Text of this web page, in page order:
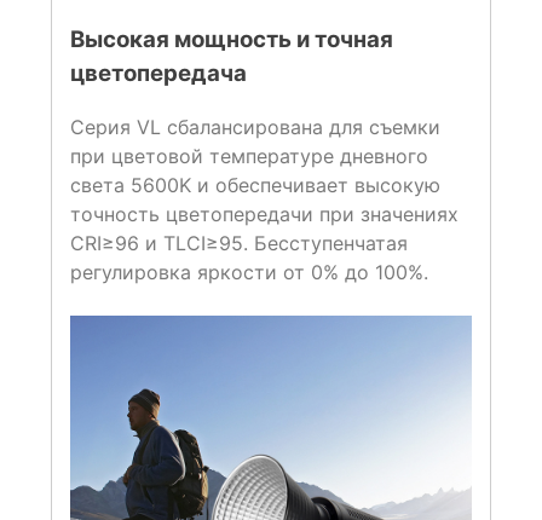
Высокая мощность и точная
цветопередача
Серия VL сбалансирована для съемки
при цветовой температуре дневного
света 5600K и обеспечивает высокую
точность цветопередачи при значениях
CRI≥96 и TLCI≥95. Бесступенчатая
регулировка яркости от 0% до 100%.